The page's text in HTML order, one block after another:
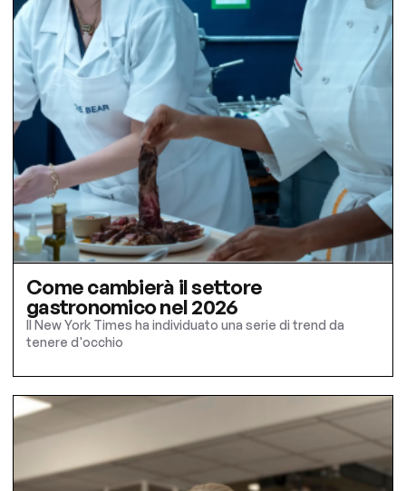
Come cambierà il settore
gastronomico nel 2026
Il New York Times ha individuato una serie di trend da
tenere d'occhio